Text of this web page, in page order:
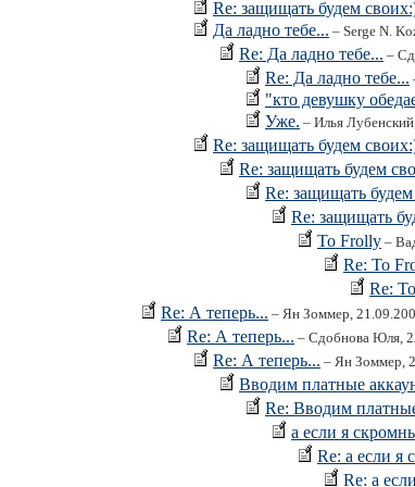
Re: защищать будем
Да ладно тебе... – Serge N.
Re: Да ладно тебе... –
Re: Да ладно тебе...
"кто девушку
Уже. – Илья
Re: защищать будем
Re: защищать будем
Re: защищать
Re: защищать
To Frolly –
Re: To
Re:
Re: А теперь... – Ян Зоммер,
Re: А теперь... – Сдобнова Юля,
Re: А теперь... – Ян Зоммер,
Вводим платные
Re: Вводим
а если я
Re: а если я
Re: а